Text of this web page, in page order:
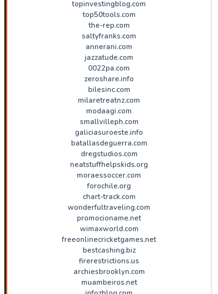
topinvestingblog.com
top50tools.com
the-rep.com
saltyfranks.com
annerani.com
jazzatude.com
0022pa.com
zeroshare.info
bilesinc.com
milaretreatnz.com
modaagi.com
smallvilleph.com
galiciasuroeste.info
batallasdeguerra.com
dregstudios.com
neatstuffhelpskids.org
moraessoccer.com
forochile.org
chart-track.com
wonderfultraveling.com
promocioname.net
wimaxworld.com
freeonlinecricketgames.net
bestcashing.biz
firerestrictions.us
archiesbrooklyn.com
muambeiros.net